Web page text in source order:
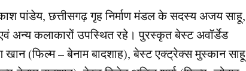
पांडेय, छत्तीसगढ़ गृह निर्माण मंडल के सदस्य अजय साहू,
एवं अन्य कलाकारों उपस्थित रहे। पुरस्कृत बेस्ट अवॉर्डेड
खान (फिल्म – बेनाम बादशाह), बेस्ट एक्ट्रेक्स मुस्कान साहू